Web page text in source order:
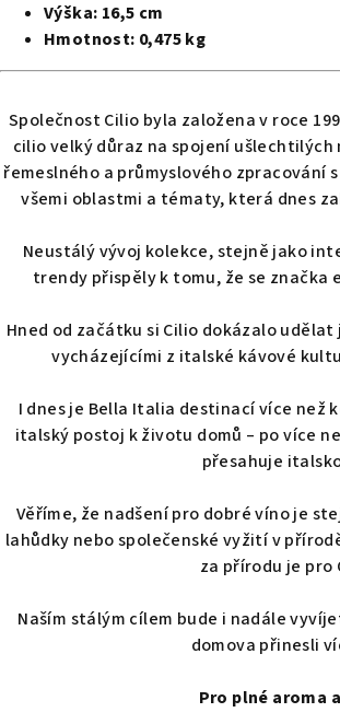
4dílná sada hrnců FUSIONTEC
4dílná sada hrnců
Výška: 16,5 cm
Hmotnost: 0,475 kg
Společnost Cilio byla založena v roce
cilio velký důraz na spojení
řemeslného a průmyslového zpracování
všemi oblastmi a tématy, která dnes
Neustálý vývoj kolekce, stejně jako
trendy přispěly k tomu, že se
Hned od začátku si Cilio dokázalo
vycházejícími z italské kávové
I dnes je Bella Italia destinací více než
italský postoj k životu domů – po více
přesahuje
Věříme, že nadšení pro dobré víno je
lahůdky nebo společenské vyžití v
za přírodu je pro
Naším stálým cílem bude i nadále
domova přinesli
Pro plné aroma